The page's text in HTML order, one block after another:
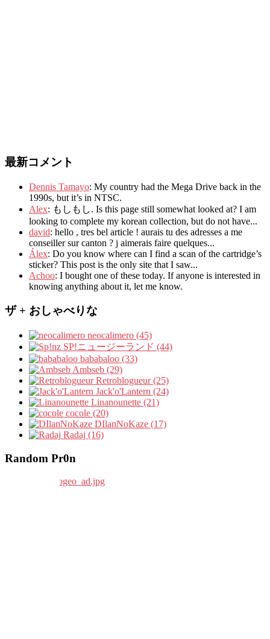
最新コメント
Dennis Tamayo: My country had the Mega Drive back in the
1990s, but it’s in NTSC.
Alex: もしもし. Is this page still somewhat looked at? I am
looking to complete my korean collection, but do not have...
david: hello , tres bel article ! aurais tu des adresses a me
conseiller sur canton ? j aimerais faire quelques...
Álex: Do you know where can I find a scan of the cartridge’s
sticker? This post is the only site that I saw...
Achoo: I bought one of these today. If anyone is interested in
knowing anything about it, let me know.
ザ + おしゃべりな
neocalimero (45)
SP!ニュージーランド (44)
bababaloo (33)
Ambseb (29)
Retroblogueur (25)
Jack'o'Lantern (24)
Linanounette (21)
cocole (20)
DIlanNoKaze (17)
Radaj (16)
Random Pr0n